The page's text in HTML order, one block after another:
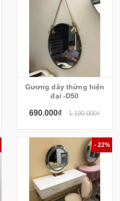
Gương dây thừng hiện
đại -D50
690.000₫ 1.190.000₫
- 22%